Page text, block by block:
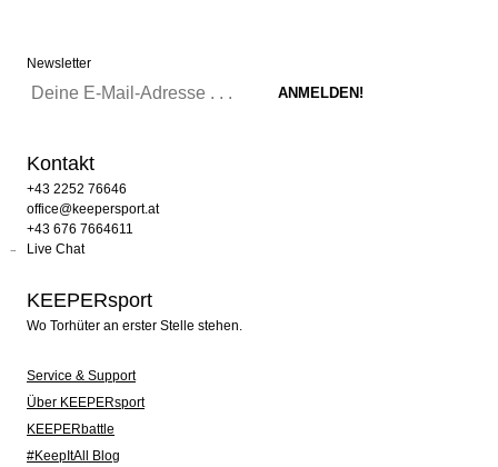
Newsletter
Kontakt
+43 2252 76646
office@keepersport.at
+43 676 7664611
Live Chat
KEEPERsport
Wo Torhüter an erster Stelle stehen.
Service & Support
Über KEEPERsport
KEEPERbattle
#KeepItAll Blog